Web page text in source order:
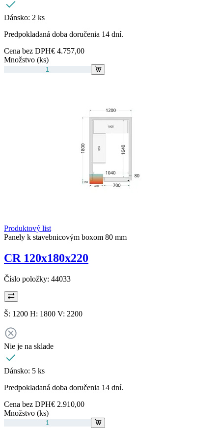
Dánsko: 2 ks
Predpokladaná doba doručenia 14 dní.
Cena bez DPH€ 4.757,00
Množstvo (ks)
Produktový list
Panely k stavebnicovým boxom 80 mm
CR 120x180x220
Číslo položky: 44033
Š: 1200 H: 1800 V: 2200
Nie je na sklade
Dánsko: 5 ks
Predpokladaná doba doručenia 14 dní.
Cena bez DPH€ 2.910,00
Množstvo (ks)